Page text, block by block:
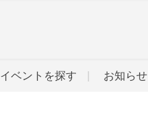
イベントを探す お知らせ